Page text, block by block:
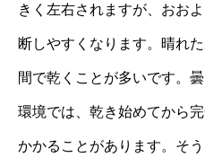
きく左右されますが、おお
断しやすくなります。晴れ
間で乾くことが多いです。
環境では、乾き始めてから
かかることがあります。そ